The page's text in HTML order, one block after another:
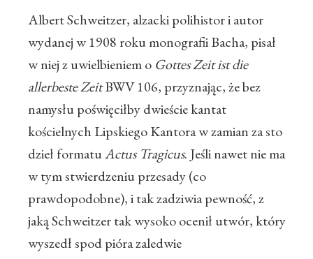
Albert Schweitzer, alzacki polihistor i autor
wydanej w 1908 roku monografii Bacha, pisał
w niej z uwielbieniem o Gottes Zeit ist die
allerbeste ZeitBWV 106, przyznając, że bez
namysłu poświęciłby dwieście kantat
kościelnych Lipskiego Kantora w zamian za sto
dzieł formatuActus Tragicus. Jeśli nawet nie ma
w tym stwierdzeniu przesady (co
prawdopodobne), i tak zadziwia pewność, z
jaką Schweitzer tak wysoko ocenił utwór, który
wyszedł spod pióra zaledwie